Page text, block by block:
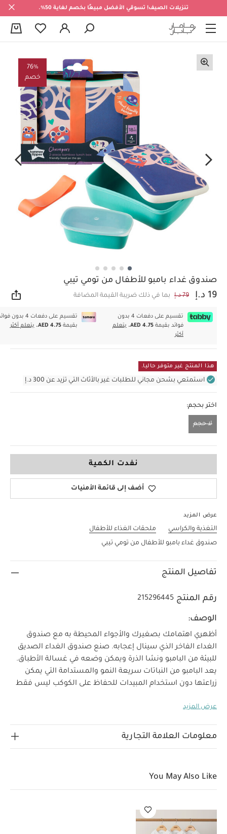
تنزيلات الصيف! تسوقي الأفضل مبيعًا بخصم لغاية 50%.
76%
خصم
صندوق غداء بامبو للأطفال من تومي تيبي
19 د.إ 79 د.إ بما في ذلك ضريبة القيمة المضافة
تقسيم على دفعات 4 بدون
فوائد بقيمة AED 4.75.
يتعلم
أكثر
تقسيم على دفعات 4 بدون
بقيمةAED 4.75. يتعلم أكثر
هذا المنتج غير متوفر حاليا.
استمتعي بشحن مجاني للطلبات غير بالأثاث التي تزيد عن 300 د.إ
اختر بحجم:
لا حجم
نفدت الكمية
أضف إلى قائمة الأمنيات
عرض المزيد
التغذية والكراسي
ملحقات الغذاء للأطفال
صندوق غداء بامبو للأطفال من تومي تيبي
تفاصيل المنتج
رقم المنتج 215296445
الوصف:
أظهري اهتمامك بصغيرك والأجواء المحيطة به مع صندوق
الغداء الفاخر الذي سينال إعجابه. صنع صندوق الغداء الصديق
للبيئة من البامبو ونشا الذرة ويمكن وضعه في غسالة الأطباق.
يعد البامبو من النباتات سريعة النمو والمستدامة التي يمكن
زراعتها دون استخدام المبيدات للحفاظ على الكوكب ليس فقط
الطفل بتناول طعامه خارج المنزل. يأتي بتصميمات على شكل
ليستمتع الطفل بتناول وجبته بسعادة.
بيسفينول أ والسموم
كما يمكن وضع جميع قطع الطقم في غسالة الأطباق
لتنظيفها بسهولة
يدعم مهارات تناول الطعام: تصميم ناعم
وخفيف الوزن ليناسب أيدي طفلك الصغيرة ويتعلم تناول
عرض المزيد
معلومات العلامة التجارية
You May Also Like